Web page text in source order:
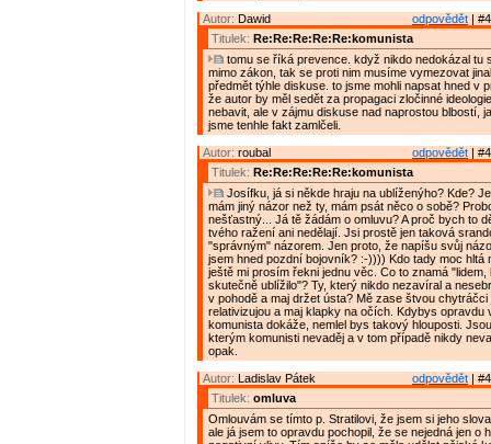
odpovědět |
Autor: Dawid
Titulek: Re:Re:Re:Re:Re:komunista
tomu se říká prevence. když nikdo nedokázal tu
mimo zákon, tak se proti nim musíme vymezovat
předmět týhle diskuse. to jsme mohli napsat hned v
že autor by měl sedět za propagaci zločinné
nebavit, ale v zájmu diskuse nad naprostou blbostí,
jsme tenhle fakt zamlčeli.
odpovědět |
Autor: roubal
Titulek: Re:Re:Re:Re:Re:komunista
Josífku, já si někde hraju na ublíženýho? Kde?
mám jiný názor než ty, mám psát něco o sobě?
nešťastný... Já tě žádám o omluvu? A proč bych to
tvého ražení ani nedělají. Jsi prostě jen taková
"správným" názorem. Jen proto, že napíšu svůj
jsem hned pozdní bojovník? :-)))) Kdo tady moc hltá
ještě mi prosím řekni jednu věc. Co to znamá
skutečně ublížilo"? Ty, který nikdo nezavíral a
v pohodě a maj držet ústa? Mě zase štvou chytráčci
relativizujou a maj klapky na očích. Kdybys opravdu
komunista dokáže, nemlel bys takový hlouposti.
kterým komunisti nevaděj a v tom případě nikdy
opak.
odpovědět |
Autor: Ladislav Pátek
Titulek: omluva
Omlouvám se tímto p. Stratilovi, že jsem si jeho
ale já jsem to opravdu pochopil, že se nejedná jen o